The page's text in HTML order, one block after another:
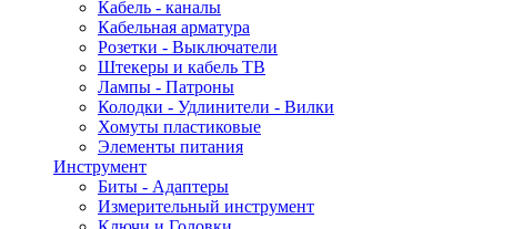
Кабель - каналы
Кабельная арматура
Розетки - Выключатели
Штекеры и кабель ТВ
Лампы - Патроны
Колодки - Удлинители - Вилки
Хомуты пластиковые
Элементы питания
Инструмент
Биты - Адаптеры
Измерительный инструмент